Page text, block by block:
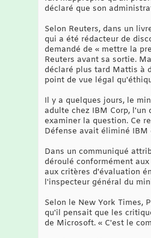
déclaré que son
Selon Reuters, dans un
qui a été rédacteur de
demandé de « mettre la
Reuters avant sa sortie.
déclaré plus tard Mattis à
point de vue légal
Il y a quelques jours, le
adulte chez IBM Corp,
examiner la question. Ce
Défense avait éliminé IBM
Dans un communiqué
déroulé conformément
aux critères d'évaluation
l'inspecteur général du
Selon le New York Times,
qu'il pensait que les
de Microsoft. « C'est le